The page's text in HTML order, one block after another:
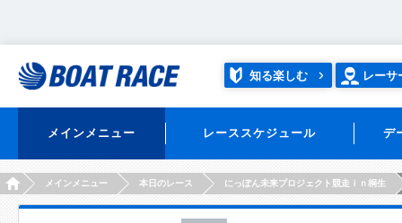
知る楽しむ レーサ
メインメニュー レーススケジュール デ
HOMEメインメニュー 本日のレース にっぽん未来プロジェクト競走ｉｎ桐生